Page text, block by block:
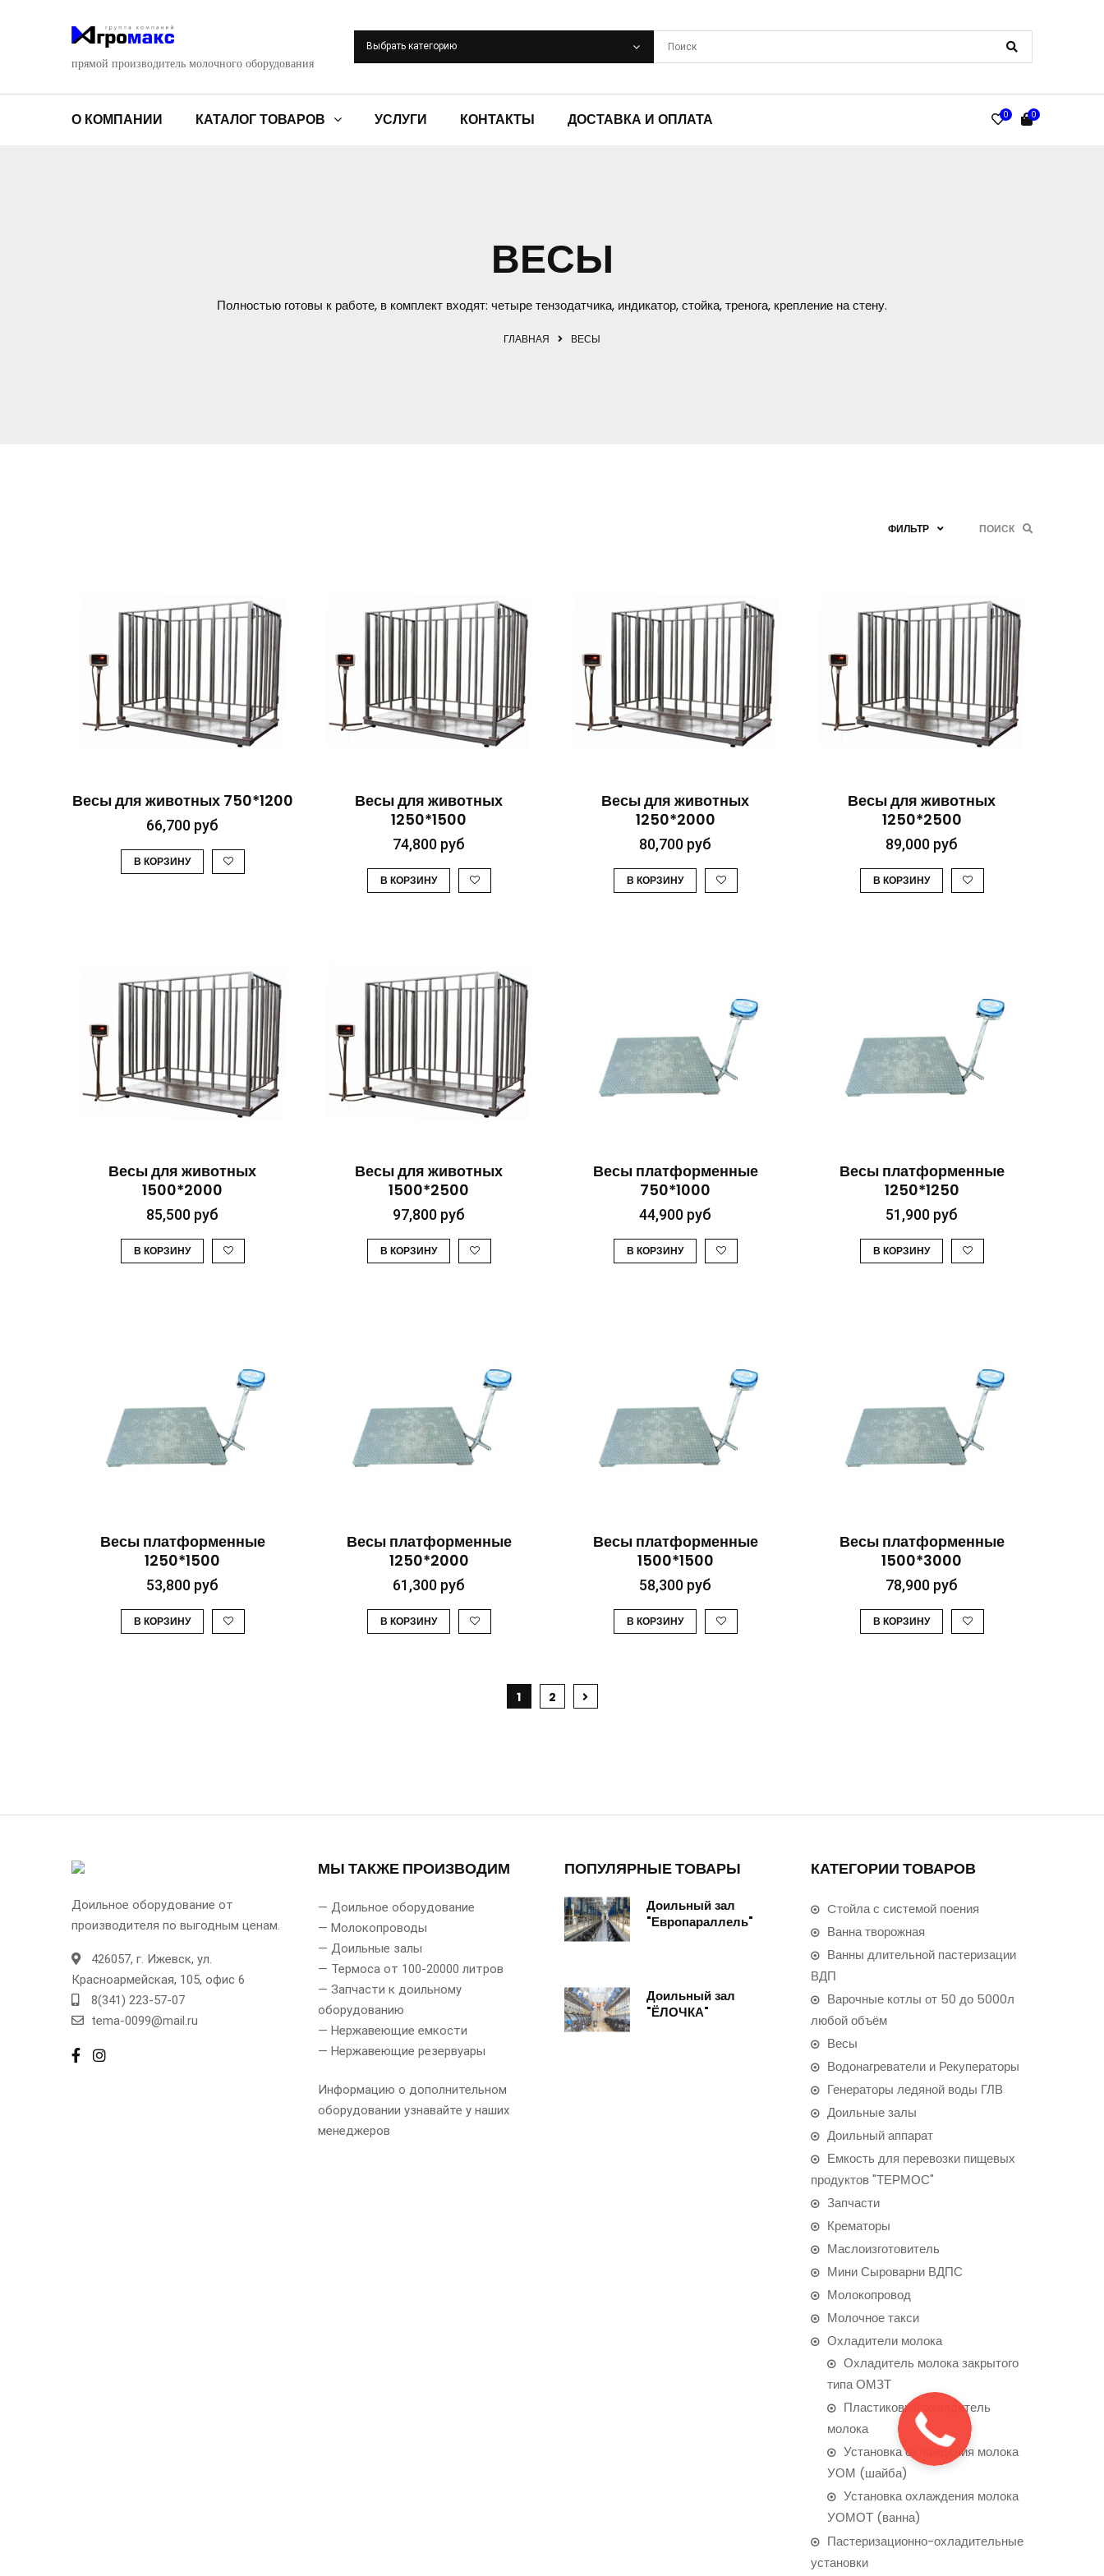
прямой производитель молочного оборудования
Выбрать категорию
О КОМПАНИИ КАТАЛОГ ТОВАРОВ УСЛУГИ КОНТАКТЫ ДОСТАВКА И ОПЛАТА 0 0
ВЕСЫ
Полностью готовы к работе, в комплект входят: четыре тензодатчика, индикатор, стойка, тренога, крепление на стену.
ГЛАВНАЯ ВЕСЫ
ФИЛЬТР ПОИСК
БЫСТРЫЙ ПРОСМОТР
Весы для животных 750*1200
66,700 руб
В КОРЗИНУ
Весы для животных
1250*1500
74,800 руб
В КОРЗИНУ
Весы для животных
1250*2000
80,700 руб
В КОРЗИНУ
Весы для животных
1250*2500
89,000 руб
В КОРЗИНУ
Весы для животных
1500*2000
85,500 руб
В КОРЗИНУ
Весы для животных
1500*2500
97,800 руб
В КОРЗИНУ
Весы платформенные
750*1000
44,900 руб
В КОРЗИНУ
Весы платформенные
1250*1250
51,900 руб
В КОРЗИНУ
Весы платформенные
1250*1500
53,800 руб
В КОРЗИНУ
Весы платформенные
1250*2000
61,300 руб
В КОРЗИНУ
Весы платформенные
1500*1500
58,300 руб
В КОРЗИНУ
Весы платформенные
1500*3000
78,900 руб
В КОРЗИНУ
1 2
Доильное оборудование от
производителя по выгодным ценам.
426057, г. Ижевск, ул.
Красноармейская, 105, офис 6
8(341) 223-57-07
tema-0099@mail.ru
МЫ ТАКЖЕ ПРОИЗВОДИМ
— Доильное оборудование
— Молокопроводы
— Доильные залы
— Термоса от 100-20000 литров
— Запчасти к доильному
оборудованию
— Нержавеющие емкости
— Нержавеющие резервуары
Информацию о дополнительном
оборудовании узнавайте у наших
менеджеров
ПОПУЛЯРНЫЕ ТОВАРЫ
Доильный зал
"Европараллель"
Доильный зал
"ЁЛОЧКА"
КАТЕГОРИИ ТОВАРОВ
Cтойла с системой поения
Ванна творожная
Ванны длительной пастеризации
ВДП
Варочные котлы от 50 до 5000л
любой объём
Весы
Водонагреватели и Рекуператоры
Генераторы ледяной воды ГЛВ
Доильные залы
Доильный аппарат
Емкость для перевозки пищевых
продуктов "ТЕРМОС"
Запчасти
Крематоры
Маслоизготовитель
Мини Сыроварни ВДПС
Молокопровод
Молочное такси
Охладители молока
Охладитель молока закрытого
типа ОМЗТ
Пластиковый охладитель
молока
Установка охлаждения молока
УОМ (шайба)
Установка охлаждения молока
УОМОТ (ванна)
Пастеризационно-охладительные
установки